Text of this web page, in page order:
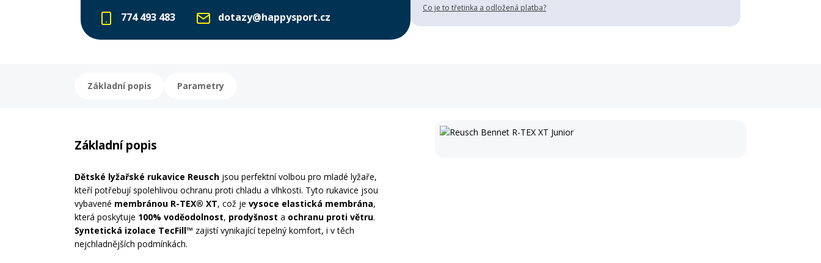
Co je to třetinka a odložená platba?
774 493 483 dotazy@happysport.cz
Základní popis Parametry
Základní popis
Dětské lyžařské rukavice Reusch jsou perfektní volbou pro mladé lyžaře,
kteří potřebují spolehlivou ochranu proti chladu a vlhkosti. Tyto rukavice jsou
vybavené membránou R-TEX® XT, což je vysoce elastická membrána,
která poskytuje 100% voděodolnost, prodyšnost a ochranu proti větru.
Syntetická izolace TecFill™ zajistí vynikající tepelný komfort, i v těch
nejchladnějších podmínkách.